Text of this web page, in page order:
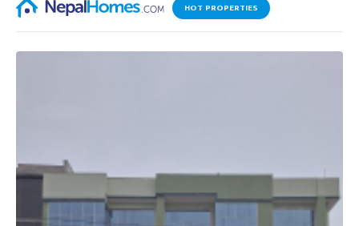
HOT PROPERTIES